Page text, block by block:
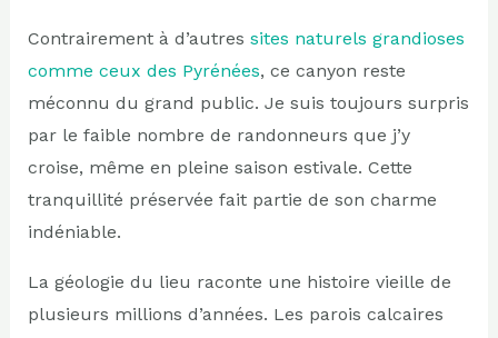
Contrairement à d’autres sites naturels grandioses
comme ceux des Pyrénées, ce canyon reste
méconnu du grand public. Je suis toujours surpris
par le faible nombre de randonneurs que j’y
croise, même en pleine saison estivale. Cette
tranquillité préservée fait partie de son charme
indéniable.
La géologie du lieu raconte une histoire vieille de
plusieurs millions d’années. Les parois calcaires